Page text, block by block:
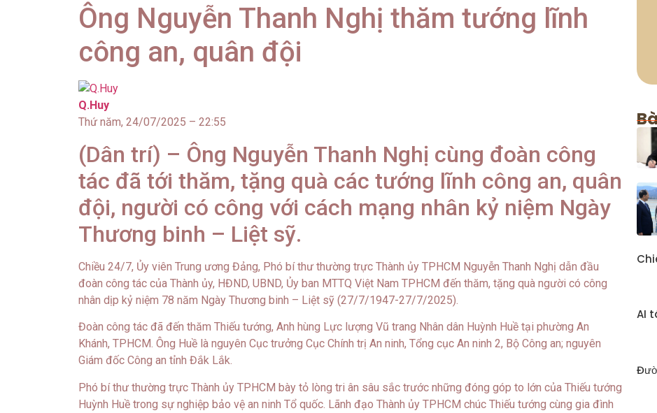
Ông Nguyễn Thanh Nghị thăm tướng lĩnh
công an, quân đội
Q.Huy
Thứ năm, 24/07/2025 – 22:55
(Dân trí) – Ông Nguyễn Thanh Nghị cùng đoàn công
tác đã tới thăm, tặng quà các tướng lĩnh công an, quân
đội, người có công với cách mạng nhân kỷ niệm Ngày
Thương binh – Liệt sỹ.
Chiều 24/7, Ủy viên Trung ương Đảng, Phó bí thư thường trực Thành ủy TPHCM Nguyễn Thanh Nghị dẫn đầu
đoàn công tác của Thành ủy, HĐND, UBND, Ủy ban MTTQ Việt Nam TPHCM đến thăm, tặng quà người có công
nhân dịp kỷ niệm 78 năm Ngày Thương binh – Liệt sỹ (27/7/1947-27/7/2025).
Đoàn công tác đã đến thăm Thiếu tướng, Anh hùng Lực lượng Vũ trang Nhân dân Huỳnh Huề tại phường An
Khánh, TPHCM. Ông Huề là nguyên Cục trưởng Cục Chính trị An ninh, Tổng cục An ninh 2, Bộ Công an; nguyên
Giám đốc Công an tỉnh Đắk Lắk.
Phó bí thư thường trực Thành ủy TPHCM bày tỏ lòng tri ân sâu sắc trước những đóng góp to lớn của Thiếu tướng
Huỳnh Huề trong sự nghiệp bảo vệ an ninh Tổ quốc. Lãnh đạo Thành ủy TPHCM chúc Thiếu tướng cùng gia đình
AI